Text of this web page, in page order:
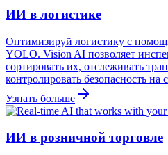
ИИ в логистике
Оптимизируй логистику с
YOLO. Vision AI позволяет
сортировать их, отслеживать
контролировать безопасность на
Узнать больше
ИИ в розничной торговле